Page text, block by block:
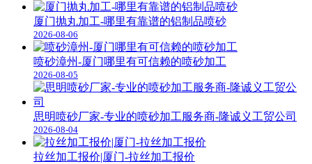
厦门抛丸加工-哪里有靠谱的铝制品喷砂
2026-08-06
喷砂漳州-厦门哪里有可信赖的喷砂加工
2026-08-05
思明喷砂厂家-专业的喷砂加工服务商-隆诚义工贸公司
2026-08-04
拉丝加工报价|厦门-拉丝加工报价